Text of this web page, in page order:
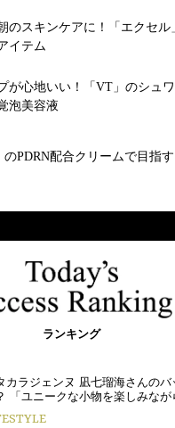
のスキンケアに！「エクセル
イテム
が心地いい！「VT」のシュ
泡美容液
のPDRN配合クリームで目指
ランキング
カラジェンヌ 凪七瑠海さんのバ
「ユニークな小物を楽しみな